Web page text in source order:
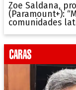
Zoe Saldana,
(Paramount+):
comunidades